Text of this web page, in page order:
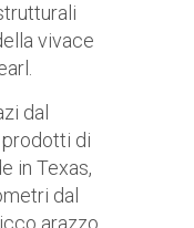
vivace
dal
di
in Texas,
dal